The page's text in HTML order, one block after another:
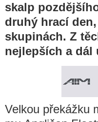
skalp
druhý hrací
skupinách. Z
nejlepších a dál
Velkou překážku